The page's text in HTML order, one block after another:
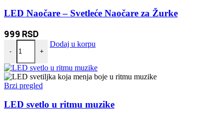
LED Naočare – Svetleće Naočare za Žurke
999 RSD
-
LED Naočare - Svetleće Naočare za Žurke količina
+
Dodaj u korpu
Brzi pregled
LED svetlo u ritmu muzike